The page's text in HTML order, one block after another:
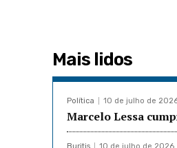
Mais lidos
Política 10 de julho de
Marcelo Lessa